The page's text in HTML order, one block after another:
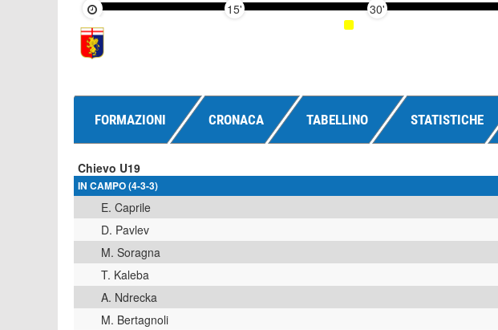
15' 30'
FORMAZIONI CRONACA TABELLINO STATISTICHE
Chievo U19
IN CAMPO (4-3-3)
E. Caprile
D. Pavlev
M. Soragna
T. Kaleba
A. Ndrecka
M. Bertagnoli